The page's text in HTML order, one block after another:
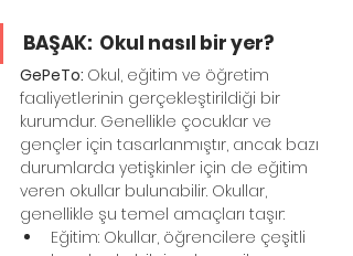
BAŞAK:  Okul nasıl bir yer?
GePeTo: Okul, eğitim ve öğretim
faaliyetlerinin gerçekleştirildiği bir
kurumdur. Genellikle çocuklar ve
gençler için tasarlanmıştır, ancak bazı
durumlarda yetişkinler için de eğitim
veren okullar bulunabilir. Okullar,
genellikle şu temel amaçları taşır:
Eğitim: Okullar, öğrencilere çeşitli